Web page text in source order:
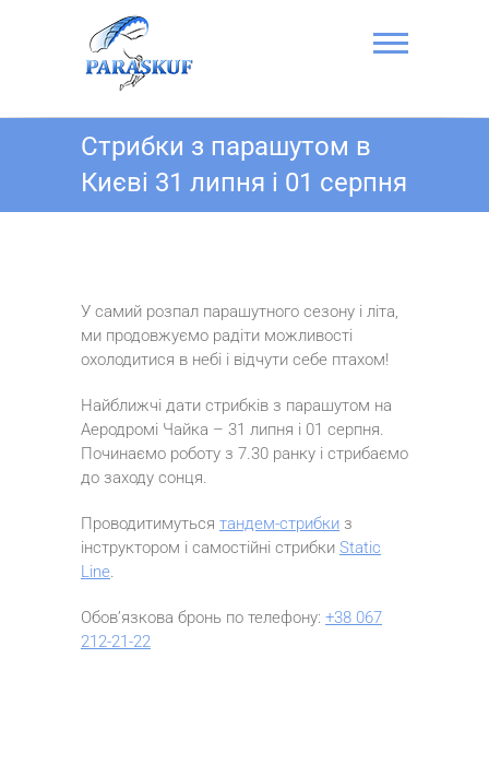
Стрибок з
парашутом в
Києві на
ПАРА-СКУФ
Стрибки з парашутом в
Києві 31 липня і 01 серпня
У самий розпал парашутного сезону і літа,
ми продовжуємо радіти можливості
охолодитися в небі і відчути себе птахом!
Найближчі дати стрибків з парашутом на
Аеродромі Чайка – 31 липня і 01 серпня.
Починаємо роботу з 7.30 ранку і стрибаємо
до заходу сонця.
Проводитимуться тандем-стрибки з
інструктором і самостійні стрибки Static
Line.
Обов’язкова бронь по телефону: +38 067
212-21-22